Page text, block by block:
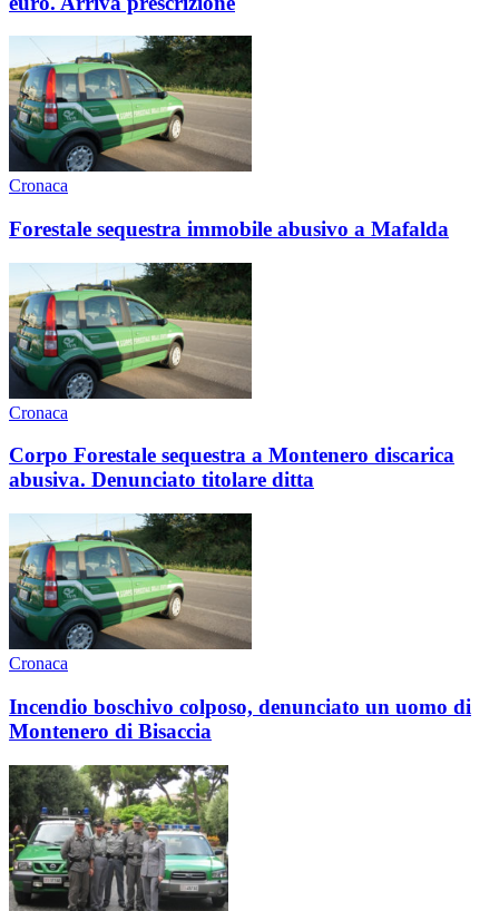
Cronaca
Forestale sequestra immobile abusivo a Mafalda
Cronaca
Corpo Forestale sequestra a Montenero discarica
abusiva. Denunciato titolare ditta
Cronaca
Incendio boschivo colposo, denunciato un uomo di
Montenero di Bisaccia